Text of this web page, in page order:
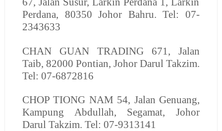
Perdana, 80350 Johor Bahru. Tel: 07-
2343633
CHAN GUAN TRADING 671, Jalan
Taib, 82000 Pontian, Johor Darul Takzim.
Tel: 07-6872816
CHOP TIONG NAM 54, Jalan Genuang,
Kampung Abdullah, Segamat, Johor
Darul Takzim. Tel: 07-9313141